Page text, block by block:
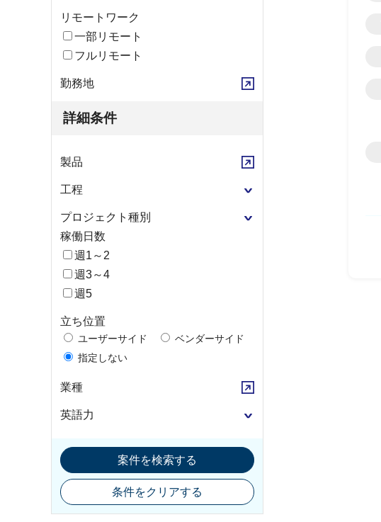
リモートワーク
一部リモート
フルリモート
勤務地
詳細条件
製品
工程
プロジェクト種別
稼働日数
週1～2
週3～4
週5
立ち位置
ユーザーサイド
ベンダーサイド
指定しない
業種
英語力
案件を検索する
条件をクリアする